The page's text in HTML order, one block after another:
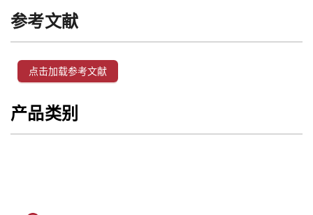
参考文献
点击加载参考文献
产品类别